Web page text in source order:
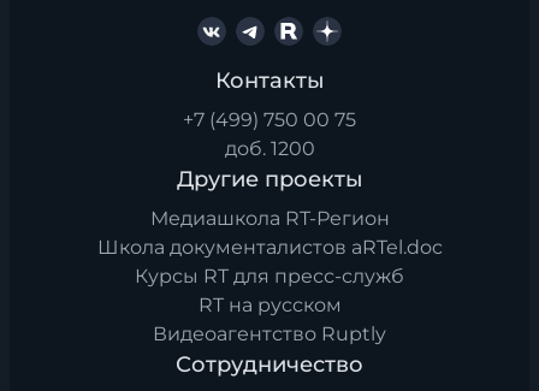
Контакты
+7 (499) 750 00 75
доб. 1200
Другие проекты
Медиашкола RT-Регион
Школа документалистов aRTel.doc
Курсы RT для пресс-служб
RT на русском
Видеоагентство Ruptly
Сотрудничество